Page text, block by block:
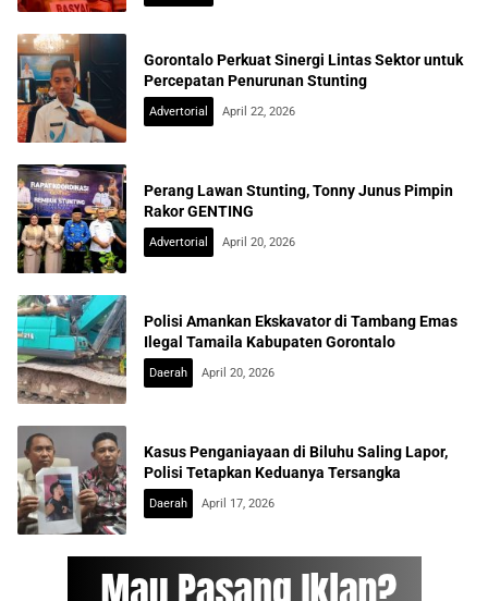
Gorontalo Perkuat Sinergi Lintas Sektor untuk
Percepatan Penurunan Stunting
Advertorial April 22, 2026
Perang Lawan Stunting, Tonny Junus Pimpin
Rakor GENTING
Advertorial April 20, 2026
Polisi Amankan Ekskavator di Tambang Emas
Ilegal Tamaila Kabupaten Gorontalo
Daerah April 20, 2026
Kasus Penganiayaan di Biluhu Saling Lapor,
Polisi Tetapkan Keduanya Tersangka
Daerah April 17, 2026